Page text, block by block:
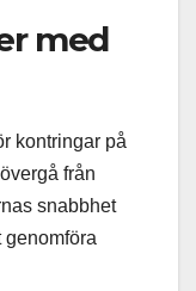
med
kontringar på
från
snabbhet